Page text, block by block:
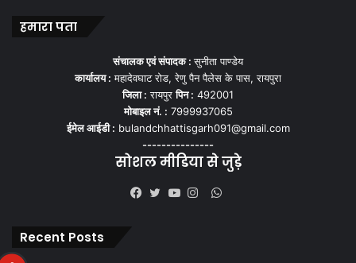
हमारा पता
संचालक एवं संपादक :सुनीता पाण्डेय
कार्यालय : महादेवघाट रोड, रेणु पैन पैलेस के पास, रायपुरा
जिला : रायपुरपिन : 492001
मोबाइल नं. : 7999937065
ईमेल आईडी : bulandchhattisgarh091@gmail.com
---------------
सोशल मीडिया से जुड़े
WhatsApp
Recent Posts